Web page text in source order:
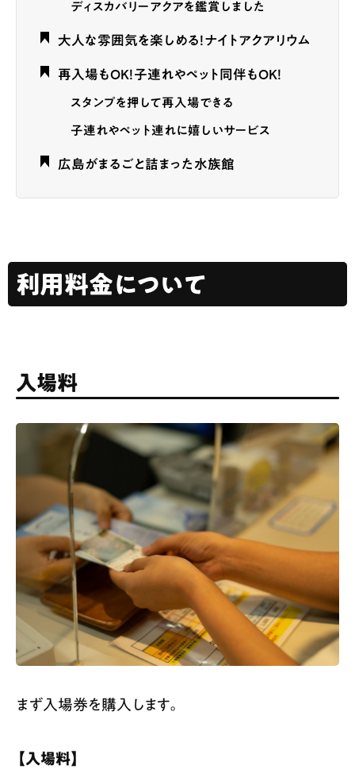
ディスカバリーアクアを鑑賞しました
大人な雰囲気を楽しめる！ナイトアクアリウム
再入場もOK！子連れやペット同伴もOK！
スタンプを押して再入場できる
子連れやペット連れに嬉しいサービス
広島がまるごと詰まった水族館
利用料金について
入場料
まず入場券を購入します。
【入場料】